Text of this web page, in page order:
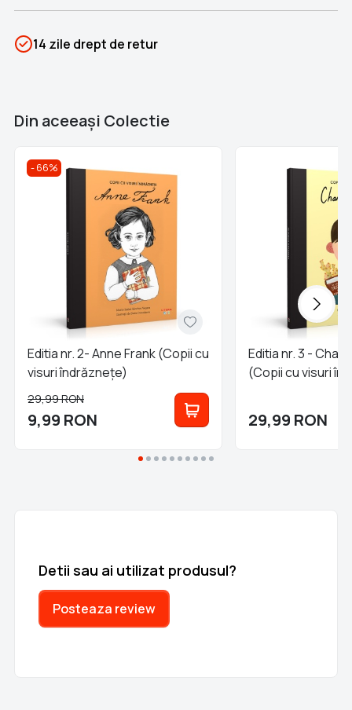
Categorii
Copii cu visuri îndrăznețe
14 zile drept de retur
Din aceeaşi Colectie
66%
Editia nr. 2- Anne Frank (Copii cu
visuri îndrăznețe)
9,99 RON
29,99RON
Editia nr. 3 -
(Copii cu visuri
29,99 RON
Detii sau ai utilizat produsul?
Posteaza review